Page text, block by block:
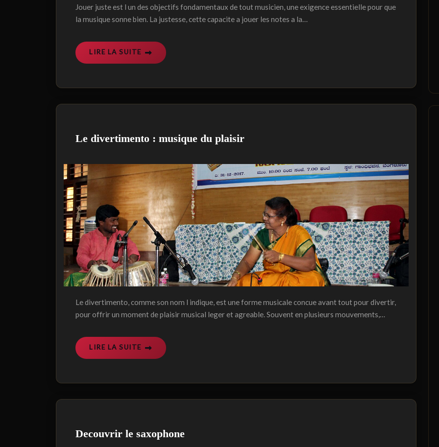
Jouer juste est l un des objectifs fondamentaux de tout musicien, une exigence essentielle pour que
la musique sonne bien. La justesse, cette capacite a jouer les notes a la…
LIRE LA SUITE
Le divertimento : musique du plaisir
Le divertimento, comme son nom l indique, est une forme musicale concue avant tout pour divertir,
pour offrir un moment de plaisir musical leger et agreable. Souvent en plusieurs mouvements,…
LIRE LA SUITE
Decouvrir le saxophone